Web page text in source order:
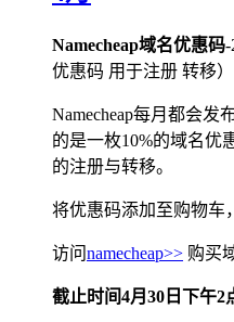
Namecheap域名优惠码-
优惠码 用于注册 转移）
Namecheap每月都会发
的是一枚10%的域名优
的注册与转移。
将优惠码添加至购物车
访问namecheap>> 购买
截止时间4月30日下午2